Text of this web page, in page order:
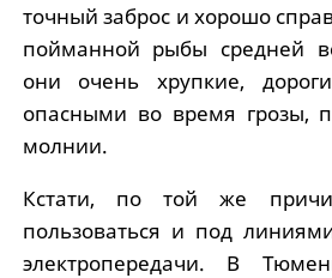
точный заброс и хорошо
пойманной рыбы средней
они очень хрупкие,
опасными во время грозы,
молнии.
Кстати, по той же
пользоваться и под
электропередачи. В